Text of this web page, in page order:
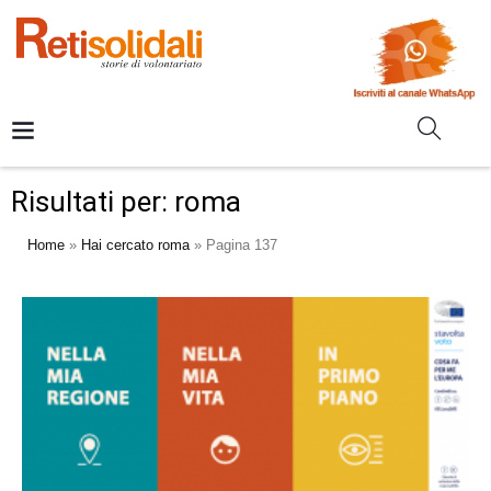
Risultati per: roma
Home » Hai cercato roma » Pagina 137